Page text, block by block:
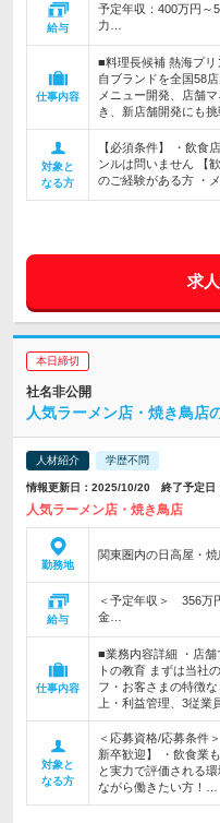
給与
予定年収：400万円～
力…
仕事内容
■料理長候補 熱海プ
自ブランドを全国58
メニュー開発、店舗
き、新店舗開発にも挑
対象と
なる方
【必須条件】 ・飲食
ンルは問いません 【
のご経験がある方 ・
求
本日締切
社名非公開
人気ラーメン店・焼き鳥店
人材紹介 学歴不問
情報更新日：2025/10/20 終了予定日
人気ラーメン店・焼き鳥店
勤務地
関東圏内の日高屋・
給与
＜予定年収＞ 356万
金…
仕事内容
■業務内容詳細 ・店舗
トの教育 まずは当社
フ・お客さまの特徴
上・利益管理、3従業
対象と
なる方
＜応募資格/応募条件
新卒歓迎】 ・飲食業
と実力で評価される
ながら働きたい方！…